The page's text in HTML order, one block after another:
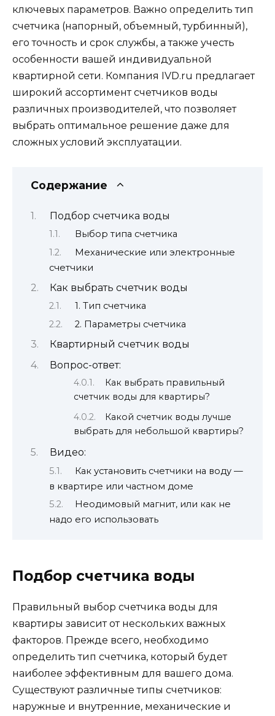
ключевых параметров. Важно определить тип
счетчика (напорный, объемный, турбинный),
его точность и срок службы, а также учесть
особенности вашей индивидуальной
квартирной сети. Компания IVD.ru предлагает
широкий ассортимент счетчиков воды
различных производителей, что позволяет
выбрать оптимальное решение даже для
сложных условий эксплуатации.
Содержание
Подбор счетчика воды
Выбор типа счетчика
Механические или электронные
счетчики
Как выбрать счетчик воды
1. Тип счетчика
2. Параметры счетчика
Квартирный счетчик воды
Вопрос-ответ:
Как выбрать правильный
счетчик воды для квартиры?
Какой счетчик воды лучше
выбрать для небольшой квартиры?
Видео:
Как установить счетчики на воду —
в квартире или частном доме
Неодимовый магнит, или как не
надо его использовать
Подбор счетчика воды
Правильный выбор счетчика воды для
квартиры зависит от нескольких важных
факторов. Прежде всего, необходимо
определить тип счетчика, который будет
наиболее эффективным для вашего дома.
Существуют различные типы счетчиков:
наружные и внутренние, механические и